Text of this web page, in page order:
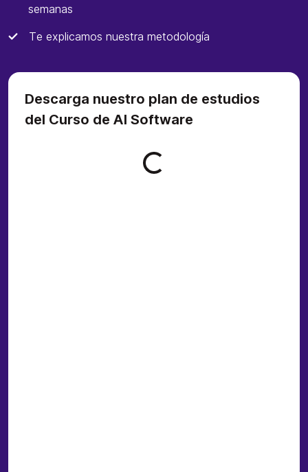
semanas
Te explicamos nuestra metodología
Descarga nuestro plan de estudios
del Curso de AI Software
Loading form...